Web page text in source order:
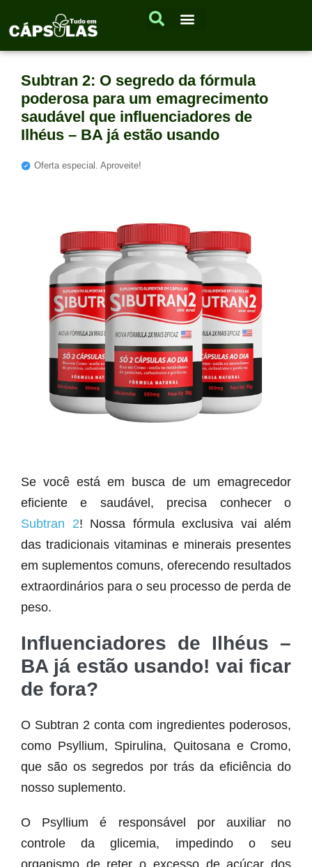
Subtran 2: O segredo da fórmula
poderosa para um emagrecimento
saudável que influenciadores de
Ilhéus – BA já estão usando
Oferta especial. Aproveite!
Se você está em busca de um emagrecedor
eficiente e saudável, precisa conhecer o
Subtran 2! Nossa fórmula exclusiva vai além
das tradicionais vitaminas e minerais presentes
em suplementos comuns, oferecendo resultados
extraordinários para o seu processo de perda de
peso.
Influenciadores de Ilhéus –
BA já estão usando! vai ficar
de fora?
O Subtran 2 conta com ingredientes poderosos,
como Psyllium, Spirulina, Quitosana e Cromo,
que são os segredos por trás da eficiência do
nosso suplemento.
O Psyllium é responsável por auxiliar no
controle da glicemia, impedindo o seu